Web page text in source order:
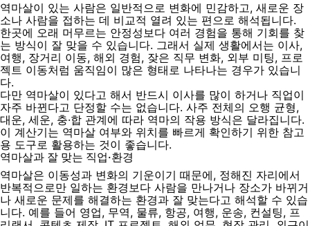
역마살이 있는 사람은 일반적으로 변화에 민감하고, 새로운 장
소나 사람을 접하는 데 비교적 열려 있는 편으로 해석됩니다.
한곳에 오래 머무르는 안정성보다 여러 경험을 통해 기회를 찾
는 방식이 잘 맞을 수 있습니다. 그래서 실제 생활에서는 이사,
여행, 장거리 이동, 해외 경험, 잦은 직무 변화, 외부 미팅, 프로
젝트 이동처럼 움직임이 많은 형태로 나타나는 경우가 있습니
다.
다만 역마살이 있다고 해서 반드시 이사를 많이 하거나 직업이
자주 바뀐다고 단정할 수는 없습니다. 사주 전체의 오행 균형,
대운, 세운, 충·합 관계에 따라 역마의 작용 방식은 달라집니다.
이 계산기는 역마살 여부와 위치를 빠르게 확인하기 위한 참고
용 도구로 활용하는 것이 좋습니다.
역마살과 잘 맞는 직업·환경
역마살은 이동성과 변화의 기운이기 때문에, 정해진 자리에서
반복적으로만 일하는 환경보다 사람을 만나거나 장소가 바뀌거
나 새로운 문제를 해결하는 환경과 잘 맞는다고 해석할 수 있습
니다. 예를 들어 영업, 무역, 물류, 항공, 여행, 운송, 컨설팅, 프